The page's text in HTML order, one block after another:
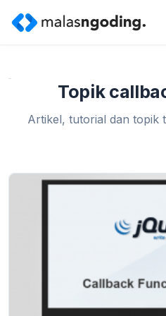
Topik
Artikel, tutorial dan topik